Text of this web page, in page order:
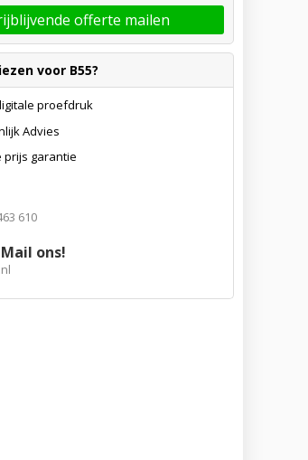
offerte mailen
voor B55?
proefdruk
Advies
prijs garantie
610
ons!